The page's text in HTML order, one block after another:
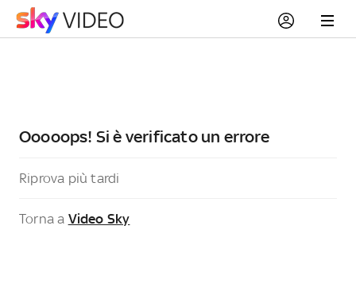
Ooooops! Si è verificato un errore
Riprova più tardi
Torna a Video Sky